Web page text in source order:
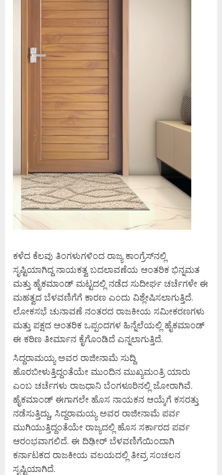
ಕಳೆದ ಕೆಲವು ತಿಂಗಳುಗಳಿಂದ ರಾಜ್ಯ ಕಾಂಗ್ರೆಸ್‌ನಲ್ಲಿ
ಸೃಷ್ಟಿಯಾಗಿದ್ದ ನಾಯಕತ್ವ ಬದಲಾವಣೆಯ ಆಂತರಿಕ ಭಿನ್ನಮತ
ಮತ್ತು ಹೈಕಮಾಂಡ್ ಮಟ್ಟದಲ್ಲಿ ನಡೆದ ಸುದೀರ್ಘ ಚರ್ಚೆಗಳೇ ಈ
ಮಹತ್ವದ ಬೆಳವಣಿಗೆಗೆ ಕಾರಣ ಎಂದು ವಿಶ್ಲೇಷಿಸಲಾಗುತ್ತಿದೆ.
ಲೋಕಸಭೆ ಚುನಾವಣೆ ನಂತರದ ರಾಜಕೀಯ ಸಮೀಕರಣಗಳು
ಮತ್ತು ಪಕ್ಷದ ಆಂತರಿಕ ಒಪ್ಪಂದಗಳ ಹಿನ್ನೆಲೆಯಲ್ಲಿ ಹೈಕಮಾಂಡ್
ಈ ಕಠಿಣ ತೀರ್ಮಾನ ಕೈಗೊಂಡಿದೆ ಎನ್ನಲಾಗುತ್ತಿದೆ.
ಸಿದ್ದರಾಮಯ್ಯ ಅವರ ರಾಜೀನಾಮೆ ಸುದ್ದಿ
ಹೊರಬೀಳುತ್ತಿದ್ದಂತೆಯೇ ಮುಂದಿನ ಮುಖ್ಯಮಂತ್ರಿ ಯಾರು
ಎಂಬ ಚರ್ಚೆಗಳು ರಾಜಧಾನಿ ಬೆಂಗಳೂರಿನಲ್ಲಿ ಜೋರಾಗಿವೆ.
ಹೈಕಮಾಂಡ್ ಈಗಾಗಲೇ ಹೊಸ ನಾಯಕನ ಆಯ್ಕೆಗೆ ಕಸರತ್ತು
ನಡೆಸುತ್ತಿದ್ದು, ಸಿದ್ದರಾಮಯ್ಯ ಅವರ ರಾಜೀನಾಮೆ ಪರ್ವ
ಮುಗಿಯುತ್ತಿದ್ದಂತೆಯೇ ರಾಜ್ಯದಲ್ಲಿ ಹೊಸ ಸರ್ಕಾರದ ಪರ್ವ
ಆರಂಭವಾಗಲಿದೆ. ಈ ದಿಢೀರ್ ಬೆಳವಣಿಗೆಯಿಂದಾಗಿ
ಕರ್ನಾಟಕದ ರಾಜಕೀಯ ವಲಯದಲ್ಲಿ ತೀವ್ರ ಸಂಚಲನ
ಸೃಷ್ಟಿಯಾಗಿದೆ.